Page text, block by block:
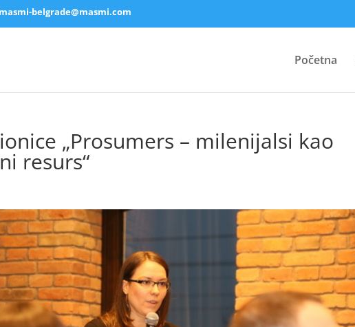
masmi-belgrade@masmi.com
Početna
„Prosumers – milenijalsi kao
resurs“